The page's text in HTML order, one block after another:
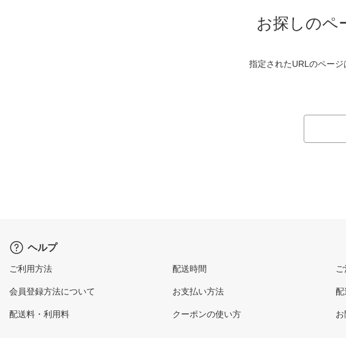
お探しのペ
指定されたURLのページ
ヘルプ
ご利用方法
会員登録方法について
配送料・利用料
配送時間
お支払い方法
クーポンの使い方
配